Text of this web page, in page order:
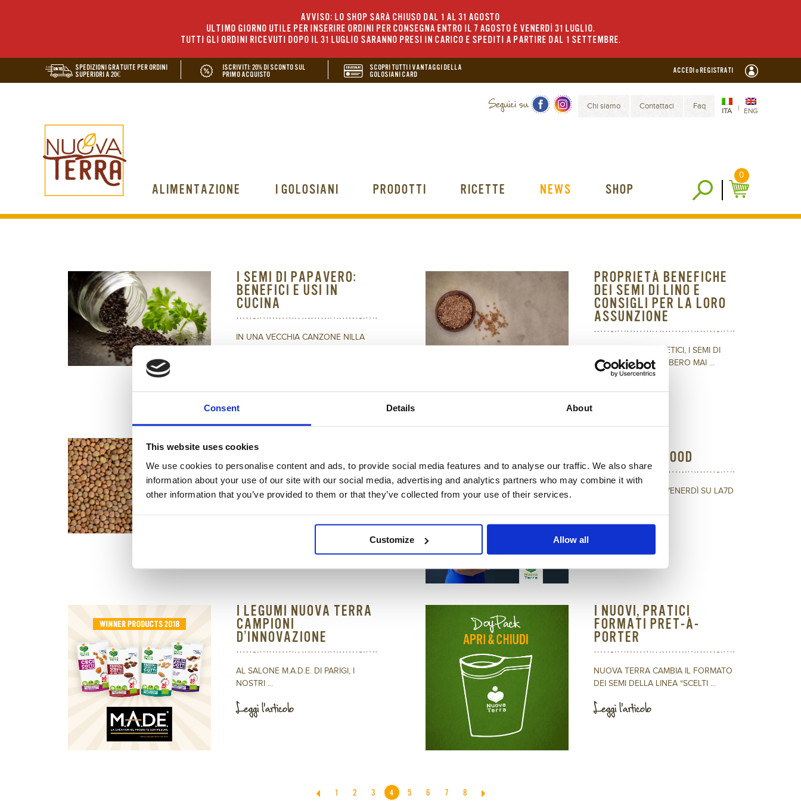
Consent Details About
This website uses cookies
We use cookies to personalise content and ads, to provide social media features and to analyse our traffic. We also share
information about your use of our site with our social media, advertising and analytics partners who may combine it with
other information that you’ve provided to them or that they’ve collected from your use of their services.
Customize Allow all
AVVISO: LO SHOP SARÀ CHIUSO DAL 1 AL 31 AGOSTO
ULTIMO GIORNO UTILE PER INSERIRE ORDINI PER CONSEGNA ENTRO IL 7 AGOSTO È VENERDÌ 31 LUGLIO.
TUTTI GLI ORDINI RICEVUTI DOPO IL 31 LUGLIO SARANNO PRESI IN CARICO E SPEDITI A PARTIRE DAL 1 SETTEMBRE.
SPEDIZIONI GRATUITE PER ORDINI
SUPERIORI A 20€
ISCRIVITI: 20% DI SCONTO SUL
PRIMO ACQUISTO
SCOPRI TUTTI I VANTAGGI DELLA
GOLOSIANI CARD
ACCEDI o REGISTRATI
ITA | ENG
Chi siamo Contattaci Faq
ALIMENTAZIONE I GOLOSIANI PRODOTTI RICETTE NEWS SHOP
0
I SEMI DI PAPAVERO:
BENEFICI E USI IN
CUCINA
IN UNA VECCHIA CANZONE NILLA
PROPRIETÀ BENEFICHE
DEI SEMI DI LINO E
CONSIGLI PER LA LORO
ASSUNZIONE
PICCOLI ED ENERGETICI, I SEMI DI
LINO NON DOVREBBERO MAI ...
PROPRIETÀ BENEFICHE
LA LENS CULINARIS È UNA PIANTA
#HONESTLYGOOD
TUTTI I LUNEDÌ E I VENERDÌ SU LA7D
Leggi l'articolo
I LEGUMI NUOVA TERRA
CAMPIONI
D’INNOVAZIONE
AL SALONE M.A.D.E. DI PARIGI, I
NOSTRI ...
Leggi l'articolo
I NUOVI, PRATICI
FORMATI PRET-À-
PORTER
NUOVA TERRA CAMBIA IL FORMATO
DEI SEMI DELLA LINEA “SCELTI ...
Leggi l'articolo
1 2 3 4 5 6 7 8